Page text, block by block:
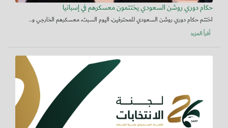
حكام دوري روشن السعودي يختتمون معسكرهم في إسبانيا
اختتم حكام دوري روشن السعودي للمحترفين، اليوم السبت، معسكرهم الخارجي و...
أقرأ المزيد